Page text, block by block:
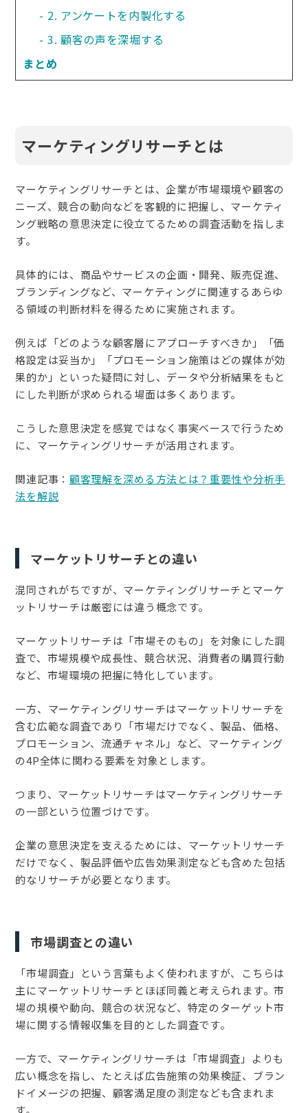
2. アンケートを内製化する
3. 顧客の声を深堀する
まとめ
マーケティングリサーチとは
マーケティングリサーチとは、企業が市場環境や顧客の
ニーズ、競合の動向などを客観的に把握し、マーケティ
ング戦略の意思決定に役立てるための調査活動を指しま
す。
具体的には、商品やサービスの企画・開発、販売促進、
ブランディングなど、マーケティングに関連するあらゆ
る領域の判断材料を得るために実施されます。
例えば「どのような顧客層にアプローチすべきか」「価
格設定は妥当か」「プロモーション施策はどの媒体が効
果的か」といった疑問に対し、データや分析結果をもと
にした判断が求められる場面は多くあります。
こうした意思決定を感覚ではなく事実ベースで行うため
に、マーケティングリサーチが活用されます。
関連記事： 顧客理解を深める方法とは？重要性や分析手
法を解説
マーケットリサーチとの違い
混同されがちですが、マーケティングリサーチとマーケ
ットリサーチは厳密には違う概念です。
マーケットリサーチは「市場そのもの」を対象にした調
査で、市場規模や成長性、競合状況、消費者の購買行動
など、市場環境の把握に特化しています。
一方、マーケティングリサーチはマーケットリサーチを
含む広範な調査であり「市場だけでなく、製品、価格、
プロモーション、流通チャネル」など、マーケティング
の4P全体に関わる要素を対象とします。
つまり、マーケットリサーチはマーケティングリサーチ
の一部という位置づけです。
企業の意思決定を支えるためには、マーケットリサーチ
だけでなく、製品評価や広告効果測定なども含めた包括
的なリサーチが必要となります。
市場調査との違い
「市場調査」という言葉もよく使われますが、こちらは
主にマーケットリサーチとほぼ同義と考えられます。市
場の規模や動向、競合の状況など、特定のターゲット市
場に関する情報収集を目的とした調査です。
一方で、マーケティングリサーチは「市場調査」よりも
広い概念を指し、たとえば広告施策の効果検証、ブラン
ドイメージの把握、顧客満足度の測定なども含まれま
す。